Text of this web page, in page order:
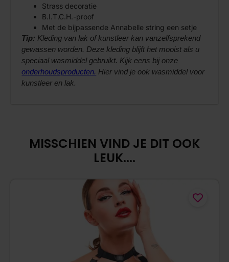
Strass decoratie
B.I.T.C.H.-proof
Met de bijpassende Annabelle string een setje
Tip: Kleding van lak of kunstleer kan vanzelfsprekend
gewassen worden. Deze kleding blijft het mooist als u
speciaal wasmiddel gebruikt. Kijk eens bij onze
onderhoudsproducten. Hier vind je ook wasmiddel voor
kunstleer en lak.
MISSCHIEN VIND JE DIT OOK
LEUK....